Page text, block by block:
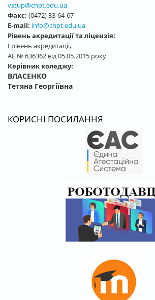
vstup@chpt.edu.ua
Факс: (0472) 33-64-67
E-mail: info@chpt.edu.ua
Рівень акредитації та ліцензія:
І рівень акредитації,
АЕ № 636362 від 05.05.2015 року
Керівник коледжу:
ВЛАСЕНКО
Тетяна Георгіївна
КОРИСНІ ПОСИЛАННЯ